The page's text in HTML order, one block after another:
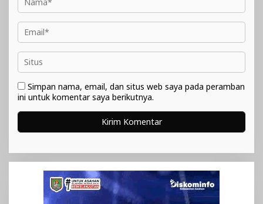
Simpan nama, email, dan situs web saya pada peramban
ini untuk komentar saya berikutnya.